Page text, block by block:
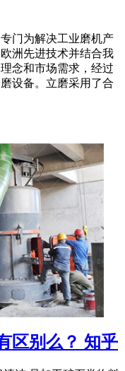
门为解决工业磨机产
洲先进技术并结合我
念和市场需求，经过
设备。立磨采用了合
区别么？ 知乎